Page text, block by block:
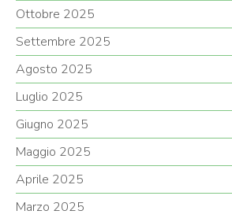
Ottobre 2025
Settembre 2025
Agosto 2025
Luglio 2025
Giugno 2025
Maggio 2025
Aprile 2025
Marzo 2025